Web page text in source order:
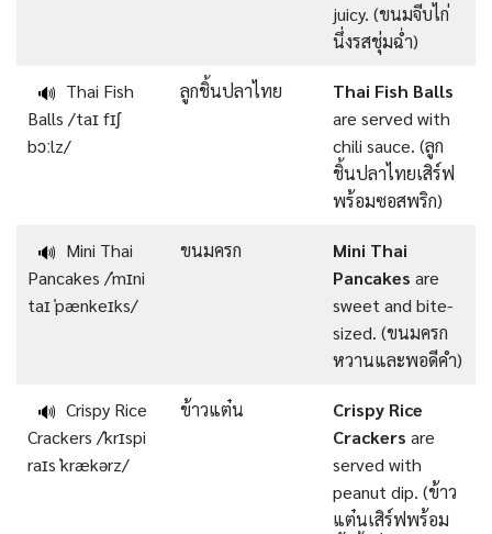
juicy. (ขนมจีบไก่
นึ่งรสชุ่มฉ่ำ)
🔊 Thai Fish
Balls /taɪ fɪʃ
bɔːlz/
ลูกชิ้นปลาไทย
Thai Fish Balls
are served with
chili sauce. (ลูก
ชิ้นปลาไทยเสิร์ฟ
พร้อมซอสพริก)
🔊 Mini Thai
Pancakes /ˈmɪni
taɪ ˈpænkeɪks/
ขนมครก
Mini Thai
Pancakes are
sweet and bite-
sized. (ขนมครก
หวานและพอดีคำ)
🔊 Crispy Rice
Crackers /ˈkrɪspi
raɪs ˈkrækərz/
ข้าวแต๋น
Crispy Rice
Crackers are
served with
peanut dip. (ข้าว
แต๋นเสิร์ฟพร้อม